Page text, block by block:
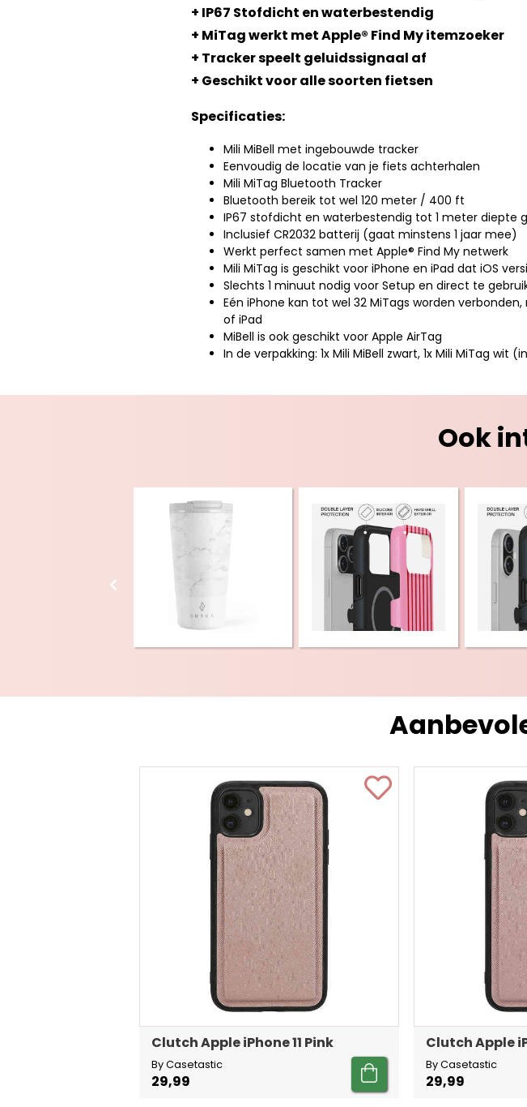
+ IP67 Stofdicht en waterbestendig
+ MiTag werkt met Apple® Find My itemzoeker
+ Tracker speelt geluidssignaal af
+ Geschikt voor alle soorten fietsen
Specificaties:
Mili MiBell met ingebouwde tracker
Eenvoudig de locatie van je fiets achterhalen
Mili MiTag Bluetooth Tracker
Bluetooth bereik tot wel 120 meter / 400 ft
IP67 stofdicht en waterbestendig tot 1 meter diepte
Inclusief CR2032 batterij (gaat minstens 1 jaar mee)
Werkt perfect samen met Apple® Find My netwerk
Mili MiTag is geschikt voor iPhone en iPad dat iOS
Slechts 1 minuut nodig voor Setup en direct te
Eén iPhone kan tot wel 32 MiTags worden
of iPad
MiBell is ook geschikt voor Apple AirTag
In de verpakking: 1x Mili MiBell zwart, 1x Mili MiTag wit
Ook
Clutch Apple iPhone 11 Pink
By Casetastic
29,99
Clutch Apple
By Casetastic
29,99